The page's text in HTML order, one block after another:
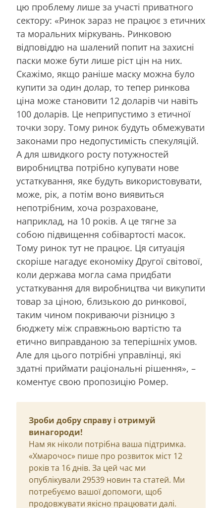
цю проблему лише за участі приватного
сектору: «Ринок зараз не працює з етичних
та моральних міркувань. Ринковою
відповіддю на шалений попит на захисні
паски може бути лише ріст цін на них.
Скажімо, якщо раніше маску можна було
купити за один долар, то тепер ринкова
ціна може становити 12 доларів чи навіть
100 доларів. Це неприпустимо з етичної
точки зору. Тому ринок будуть обмежувати
законами про недопустимість спекуляцій.
А для швидкого росту потужностей
виробництва потрібно купувати нове
устаткування, яке будуть використовувати,
може, рік, а потім воно виявиться
непотрібним, хоча розраховане,
наприклад, на 10 років. А це тягне за
собою підвищення собівартості масок.
Тому ринок тут не працює. Ця ситуація
скоріше нагадує економіку Другої світової,
коли держава могла сама придбати
устаткування для виробництва чи викупити
товар за ціною, близькою до ринкової,
таким чином покриваючи різницю з
бюджету між справжньою вартістю та
етично виправданою за теперішніх умов.
Але для цього потрібні управлінці, які
здатні приймати раціональні рішення», –
коментує свою пропозицію Ромер.
Зроби добру справу і отримуй
винагороди!
Нам як ніколи потрібна ваша підтримка.
«Хмарочос» пише про розвиток міст 12
років та 16 днів. За цей час ми
опублікували 29539 новин та статей. Ми
потребуємо вашої допомоги, щоб
продовжувати якісно працювати далі.